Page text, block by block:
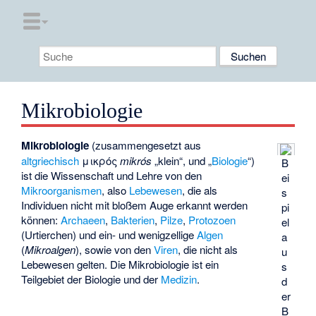
Mikrobiologie
B
ei
s
pi
el
a
u
s
d
er
B
Mikrobiologie (zusammengesetzt aus
altgriechisch μικρόςmikrós „klein“, und „Biologie“)
ist die Wissenschaft und Lehre von den
Mikroorganismen, also Lebewesen, die als
Individuen nicht mit bloßem Auge erkannt werden
können:Archaeen, Bakterien, Pilze, Protozoen
(Urtierchen) und ein- und wenigzelligeAlgen
(Mikroalgen), sowie von denViren, die nicht als
Lebewesen gelten. Die Mikrobiologie ist ein
Teilgebiet der Biologie und der Medizin.